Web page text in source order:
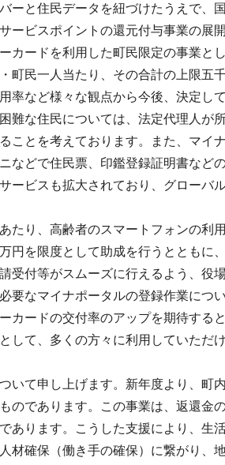
ーと住民データを紐づけたうえで、
ービスポイントの還元付与事業の展
カードを利用した町民限定の事業と
町民一人当たり、その合計の上限五
率など様々な観点から今後、決定し
難な住民については、法定代理人が
ことを考えております。また、マイ
などで住民票、印鑑登録証明書など
ービスも拡大されており、グローバ
たり、高齢者のスマートフォンの利
円を限度として助成を行うとともに
受付等がスムーズに行えるよう、役
要なマイナポータルの登録作業につ
カードの交付率のアップを期待する
して、多くの方々に利用していただ
いて申し上げます。新年度より、町
のであります。この事業は、返還金
あります。こうした支援により、生
材確保（働き手の確保）に繋がり、